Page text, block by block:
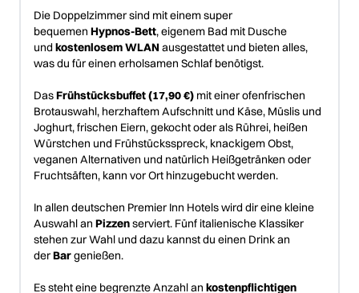
Die Doppelzimmer sind mit einem super
bequemen Hypnos-Bett, eigenem Bad mit Dusche
und kostenlosem WLAN ausgestattet und bieten alles,
was du für einen erholsamen Schlaf benötigst.
DasFrühstücksbuffet (17,90 €) mit einer ofenfrischen
Brotauswahl, herzhaftem Aufschnitt und Käse, Müslis und
Joghurt, frischen Eiern, gekocht oder als Rührei, heißen
Würstchen und Frühstücksspreck, knackigem Obst,
veganen Alternativen und natürlich Heißgetränken oder
Fruchtsäften, kann vor Ort hinzugebucht werden.
In allen deutschen Premier Inn Hotels wird dir eine kleine
Auswahl an Pizzenserviert. Fünf italienische Klassiker
stehen zur Wahl und dazu kannst du einen Drink an
derBargenießen.
Es steht eine begrenzte Anzahl an kostenpflichtigen